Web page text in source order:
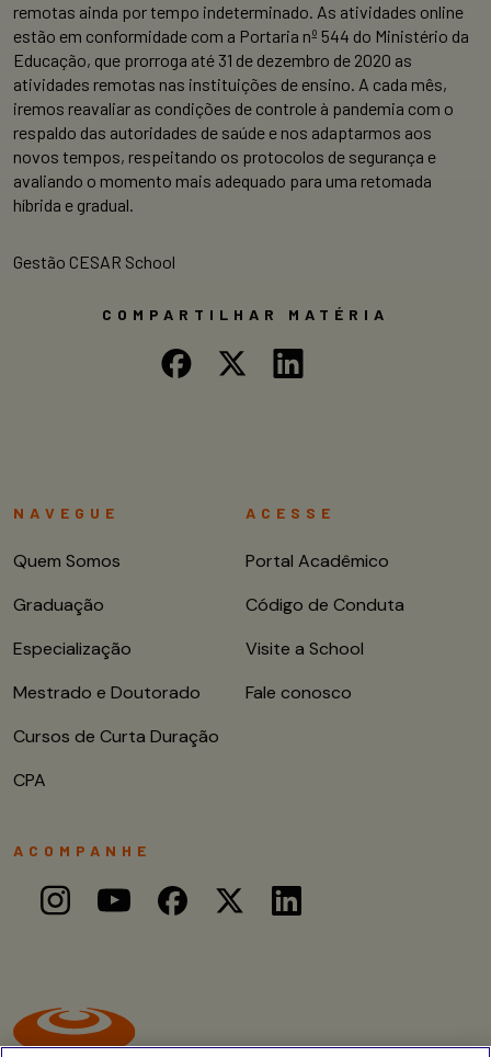
remotas ainda por tempo indeterminado. As atividades online
estão em conformidade com a Portaria nº 544 do Ministério da
Educação, que prorroga até 31 de dezembro de 2020 as
atividades remotas nas instituições de ensino. A cada mês,
iremos reavaliar as condições de controle à pandemia com o
respaldo das autoridades de saúde e nos adaptarmos aos
novos tempos, respeitando os protocolos de segurança e
avaliando o momento mais adequado para uma retomada
híbrida e gradual.
Gestão CESAR School
COMPARTILHAR MATÉRIA
NAVEGUE
Quem Somos
Graduação
Especialização
Mestrado e Doutorado
Cursos de Curta Duração
CPA
ACESSE
Portal Acadêmico
Código de Conduta
Visite a School
Fale conosco
ACOMPANHE